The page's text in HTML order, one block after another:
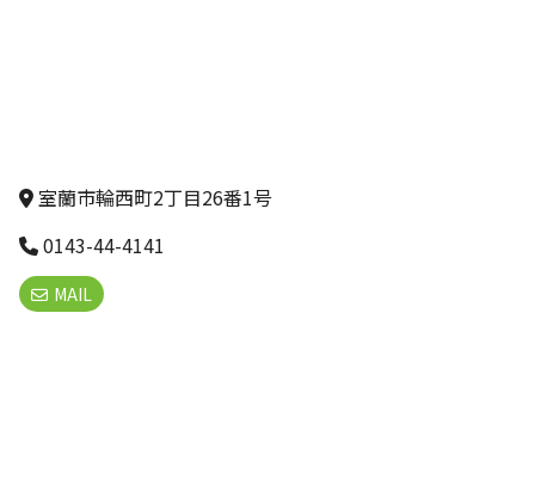
室蘭市輪西町2丁目26番1号
0143-44-4141
MAIL